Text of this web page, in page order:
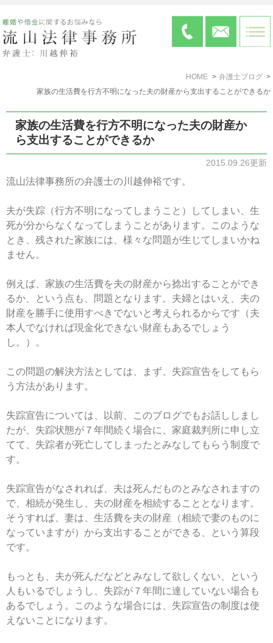
HOME
弁護士ブログ
家族の生活費を行方不明になった夫の財産から支出することができるか
家族の生活費を行方不明になった夫の財産か
ら支出することができるか
2015.09.26更新
流山法律事務所の弁護士の川越伸裕です。
夫が失踪（行方不明になってしまうこと）してしまい、生
死が分からなくなってしまうことがあります。このような
とき、残された家族には、様々な問題が生じてしまいかね
ません。
例えば、家族の生活費を夫の財産から捻出することができ
るか、という点も、問題となります。夫婦とはいえ、夫の
財産を勝手に使用すべきでないと考えられるからです（夫
本人でなければ現金化できない財産もあるでしょう
し。）。
この問題の解決方法としては、まず、失踪宣告をしてもら
う方法があります。
失踪宣告については、以前、このブログでもお話ししまし
たが、失踪状態が７年間続く場合に、家庭裁判所に申し立
てて、失踪者が死亡してしまったとみなしてもらう制度で
す。
失踪宣告がなされれば、夫は死んだものとみなされますの
で、相続が発生し、夫の財産を相続することとなります。
そうすれば、妻は、生活費を夫の財産（相続で妻のものに
なっていますが）から支出することができる、という算段
です。
もっとも、夫が死んだなどとみなして欲しくない、という
人もいるでしょうし、失踪が７年間に達していない場合も
あるでしょう。このような場合には、失踪宣告の制度は使
えないことになります。